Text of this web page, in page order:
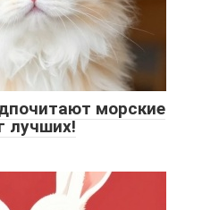
морские
лучших!